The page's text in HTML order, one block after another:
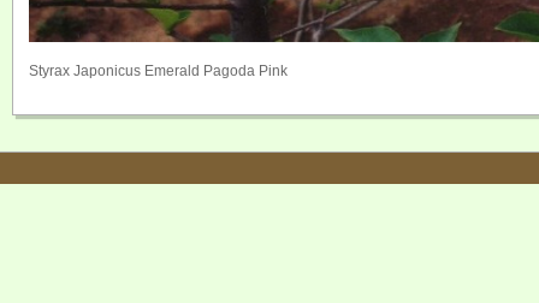
Styrax Japonicus Emerald Pagoda Pink